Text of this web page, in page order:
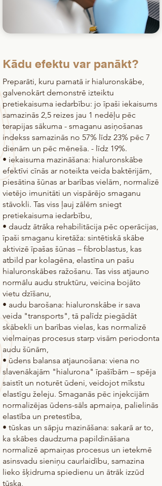
Kādu efektu var panākt?
Preparāti, kuru pamatā ir hialuronskābe,
galvenokārt demonstrē izteiktu
pretiekaisuma iedarbību: jo īpaši iekaisums
samazinās 2,5 reizes jau 1 nedēļu pēc
terapijas sākuma - smaganu asiņošanas
indekss samazinās no 57% līdz 23% pēc 7
dienām un pēc mēneša. - līdz 19%.
• iekaisuma mazināšana: hialuronskābe
efektīvi cīnās ar noteikta veida baktērijām,
piesātina šūnas ar barības vielām, normalizē
vietējo imunitāti un vispārējo smaganu
stāvokli. Tas viss ļauj zālēm sniegt
pretiekaisuma iedarbību,
• daudz ātrāka rehabilitācija pēc operācijas,
īpaši smaganu kiretāža: sintētiskā skābe
aktivizē īpašas šūnas – fibroblastus, kas
atbild par kolagēna, elastīna un pašu
hialuronskābes ražošanu. Tas viss atjauno
normālu audu struktūru, veicina bojāto
vietu dzīšanu,
• audu barošana: hialuronskābe ir sava
veida "transports", tā palīdz piegādāt
skābekli un barības vielas, kas normalizē
vielmaiņas procesus starp visām periodonta
audu šūnām,
• ūdens balansa atjaunošana: viena no
slavenākajām "hialurona" īpašībām – spēja
saistīt un noturēt ūdeni, veidojot mīkstu
elastīgu želeju. Smaganās pēc injekcijām
normalizējas ūdens-sāls apmaiņa, palielinās
elastība un pretestība,
• tūskas un sāpju mazināšana: sakarā ar to,
ka skābes daudzuma papildināšana
normalizē apmaiņas procesus un ietekmē
asinsvadu sieniņu caurlaidību, samazina
lieko šķidruma spiedienu un ātrāk izzūd
tūska,